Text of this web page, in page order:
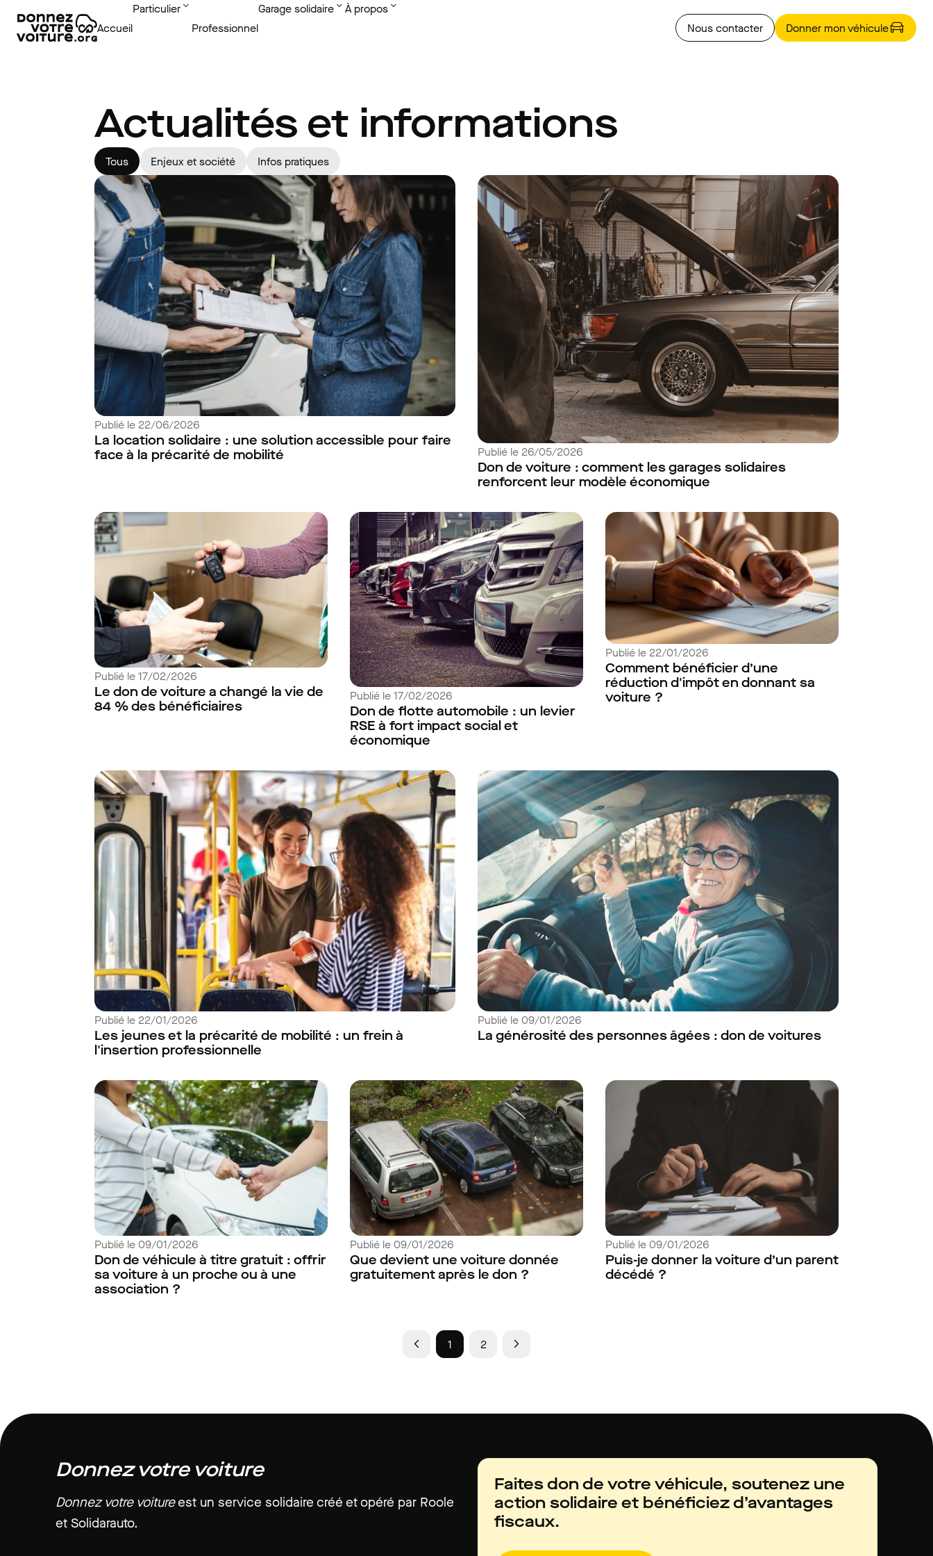
Accueil
Particulier
Professionnel
Garage solidaire
À propos
Nous contacter
Donner mon véhicule
Actualités et informations
Tous Enjeux et société Infos pratiques
Publié le 22/06/2026
La location solidaire : une solution accessible pour faire
face à la précarité de mobilité
Publié le 26/05/2026
Don de voiture : comment les garages solidaires
renforcent leur modèle économique
Publié le 17/02/2026
Le don de voiture a changé la vie de
84 % des bénéficiaires
Publié le 17/02/2026
Don de flotte automobile : un levier
RSE à fort impact social et
économique
Publié le 22/01/2026
Comment bénéficier d’une
réduction d'impôt en donnant sa
voiture ?
Publié le 22/01/2026
Les jeunes et la précarité de mobilité : un frein à
l'insertion professionnelle
Publié le 09/01/2026
La générosité des personnes âgées : don de voitures
Publié le 09/01/2026
Don de véhicule à titre gratuit : offrir
sa voiture à un proche ou à une
association ?
Publié le 09/01/2026
Que devient une voiture donnée
gratuitement après le don ?
Publié le 09/01/2026
Puis-je donner la voiture d’un parent
décédé ?
1 2
Donnez votre voiture
Donnez votre voitureest un service solidaire créé et opéré par Roole
et Solidarauto.
Faites don de votre véhicule, soutenez une
action solidaire et bénéficiez d’avantages
fiscaux.